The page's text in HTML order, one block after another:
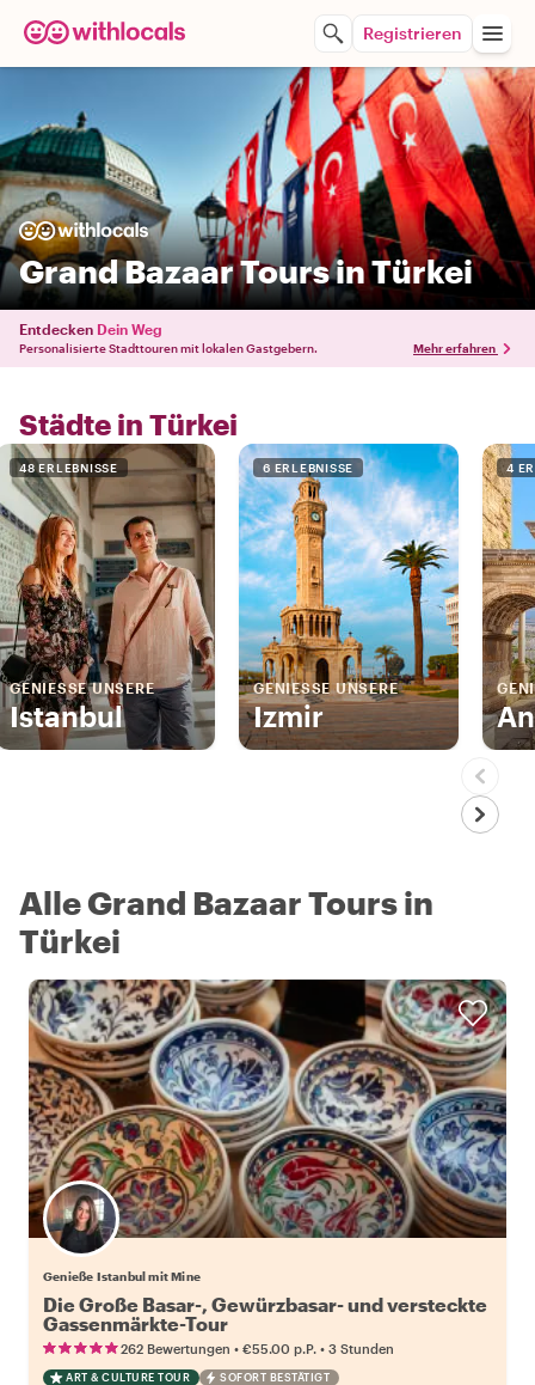
Registrieren
Grand Bazaar Tours in Türkei
Entdecken Dein Weg
Personalisierte Stadttouren mit lokalen Gastgebern. Mehr erfahren
Städte in Türkei
48 ERLEBNISSE
GENIESSE UNSERE
Istanbul
6 ERLEBNISSE
GENIESSE UNSERE
Izmir
4
Alle Grand Bazaar Tours in
Türkei
Genieße Istanbul mit Mine
Die Große Basar-, Gewürzbasar- und versteckte
Gassenmärkte-Tour
262 Bewertungen • €55.00 p.P. • 3 Stunden
ART & CULTURE TOUR SOFORT BESTÄTIGT